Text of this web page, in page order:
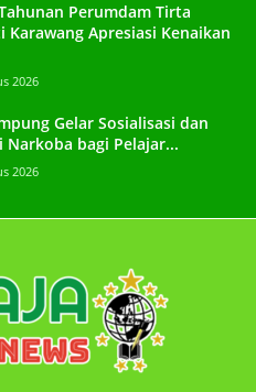
Perumdam Tirta
Karawang Apresiasi Kenaikan
2026
Gelar Sosialisasi dan
Narkoba bagi Pelajar...
2026